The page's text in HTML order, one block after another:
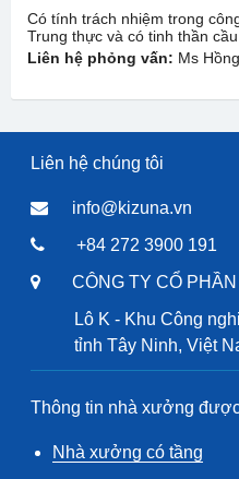
Có tính trách nhiệm trong
Trung thực và có tinh thần
Liên hệ phỏng vấn: Ms
Liên hệ chúng tôi
info@kizuna.vn
+84 272 3900 191
CÔNG TY CỔ
Lô K - Khu Công
tỉnh Tây Ninh, Việt
Thông tin nhà xưởng
Nhà xưởng có tầng